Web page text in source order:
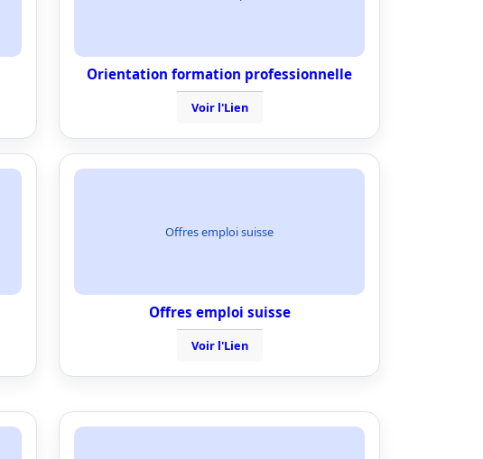
Orientation formation professionnelle
Voir l'Lien
Offres emploi suisse
Offres emploi suisse
Voir l'Lien